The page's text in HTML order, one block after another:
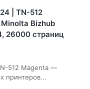
| TN-512
Bizhub
26000 страниц
512 Magenta —
принтеров...